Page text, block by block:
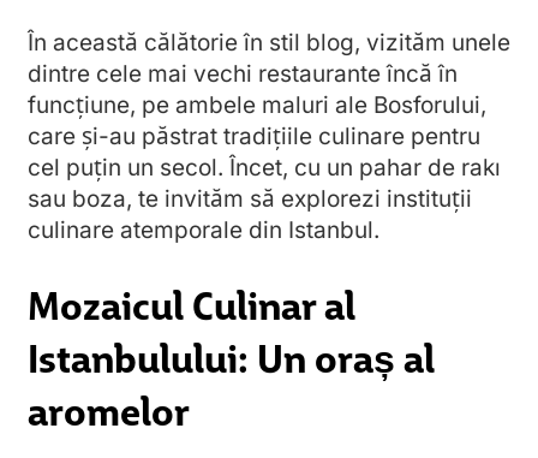
În această călătorie în stil blog, vizităm unele
dintre cele mai vechi restaurante încă în
funcțiune, pe ambele maluri ale Bosforului,
care și-au păstrat tradițiile culinare pentru
cel puțin un secol. Încet, cu un pahar de rakı
sau boza, te invităm să explorezi instituții
culinare atemporale din Istanbul.
Mozaicul Culinar al
Istanbulului: Un oraș al
aromelor